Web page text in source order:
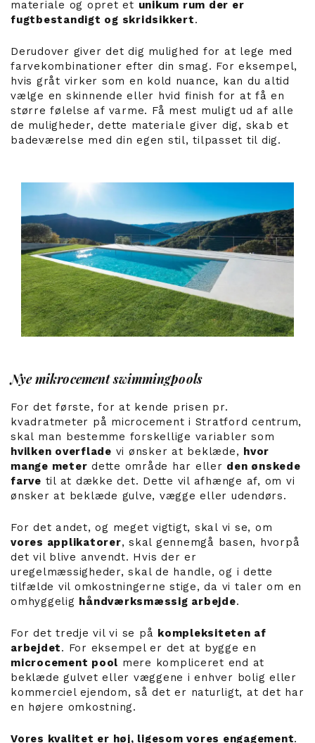
materiale og opret et unikum rum der er
fugtbestandigt og skridsikkert.
Derudover giver det dig mulighed for at lege med
farvekombinationer efter din smag. For eksempel,
hvis gråt virker som en kold nuance, kan du altid
vælge en skinnende eller hvid finish for at få en
større følelse af varme. Få mest muligt ud af alle
de muligheder, dette materiale giver dig, skab et
badeværelse med din egen stil, tilpasset til dig.
Nye mikrocement swimmingpools
For det første, for at kende prisen pr.
kvadratmeter på microcement i Stratford centrum,
skal man bestemme forskellige variabler som
hvilken overflade vi ønsker at beklæde, hvor
mange meter dette område har eller den ønskede
farve til at dække det. Dette vil afhænge af, om vi
ønsker at beklæde gulve, vægge eller udendørs.
For det andet, og meget vigtigt, skal vi se, om
vores applikatorer, skal gennemgå basen, hvorpå
det vil blive anvendt. Hvis der er
uregelmæssigheder, skal de handle, og i dette
tilfælde vil omkostningerne stige, da vi taler om en
omhyggelig håndværksmæssig arbejde.
For det tredje vil vi se på kompleksiteten af
arbejdet. For eksempel er det at bygge en
microcement pool mere kompliceret end at
beklæde gulvet eller væggene i enhver bolig eller
kommerciel ejendom, så det er naturligt, at det har
en højere omkostning.
Vores kvalitet er høj, ligesom vores engagement.